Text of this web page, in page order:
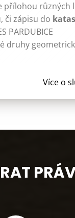
přílohou různých
či zápisu do
PARDUBICE
druhy
Více o